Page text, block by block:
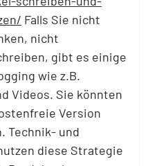
Falls Sie nicht
nicht
gibt es einige
wie z.B.
Videos. Sie könnten
Version
Technik- und
diese Strategie